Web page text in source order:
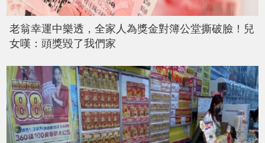
老翁幸運中樂透，全家人為獎金對簿公堂撕破臉！兒
女嘆：頭獎毀了我們家